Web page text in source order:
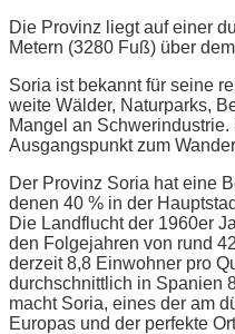
Die Provinz liegt auf einer
Metern (3280 Fuß) über
Soria ist bekannt für seine
weite Wälder, Naturparks,
Mangel an
Ausgangspunkt zum
Der Provinz Soria hat eine
denen 40 % in der
Die Landflucht der 1960er
den Folgejahren von rund
derzeit 8,8 Einwohner pro
durchschnittlich in Spanien
macht Soria, eines der am
Europas und der perfekte